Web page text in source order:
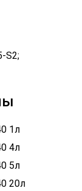
S2;
1л
4л
5л
20л